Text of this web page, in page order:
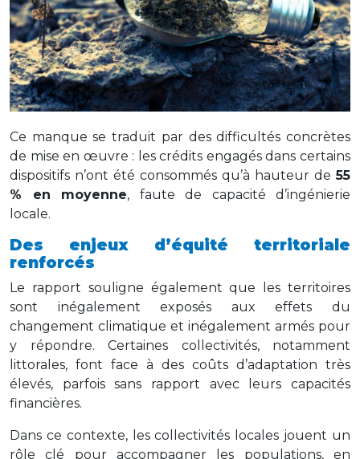
Ce manque se traduit par des difficultés concrètes
de mise en œuvre : les crédits engagés dans certains
dispositifs n’ont été consommés qu’à hauteur de55
% en moyenne, faute de capacité d’ingénierie
locale.
Des enjeux d’équité territoriale
renforcés
Le rapport souligne également que les territoires
sont inégalement exposés aux effets du
changement climatique et inégalement armés pour
y répondre. Certaines collectivités, notamment
littorales, font face à des coûts d’adaptation très
élevés, parfois sans rapport avec leurs capacités
financières.
Dans ce contexte, les collectivités locales jouent un
rôle clé pour accompagner les populations, en